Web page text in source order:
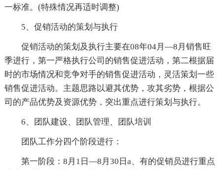
一标准。(特殊情况再适时调整)
5、促销活动的策划与执行
促销活动的策划及执行主要在08年04月—8月销售旺
季进行，第一严格执行公司的销售促进活动，第二根据届
时的市场情况和竞争对手的销售促进活动，灵活策划一些
销售促进活动。主题思路以避其优势，攻其劣势，根据公
司的产品优势及资源优势，突出重点进行策划与执行。
6、团队建设、团队管理、团队培训
团队工作分四个阶段进行：
第一阶段：8月1日—8月30日a、有的促销员进行重点